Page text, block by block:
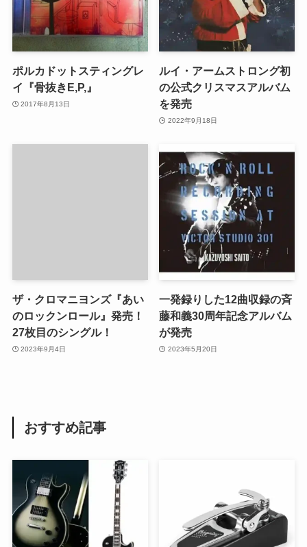
ポルカドットスティングレ
イ『骨抜きE,P,』
2017年8月13日
ルイ・アームストロング初
の公式クリスマスアルバム
を発売
2022年9月18日
ザ・クロマニヨンズ『あい
のロックンロール』発売！
27枚目のシングル！
2023年9月4日
一発録りした12曲収録の斉
藤和義30周年記念アルバム
が発売
2023年5月20日
おすすめ記事